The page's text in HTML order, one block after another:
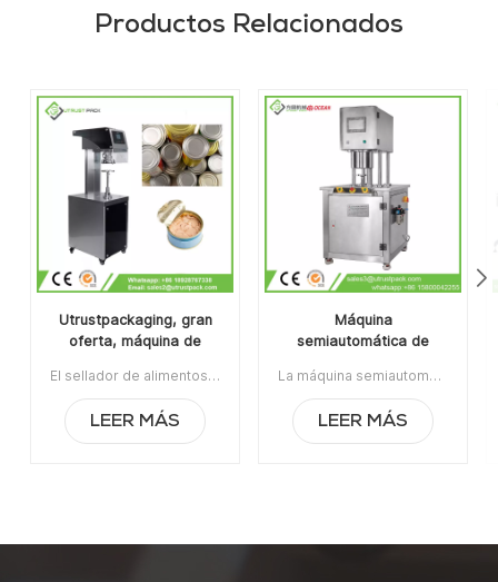
Productos Relacionados
Utrustpackaging, gran
oferta, máquina de
sellador de alimentos
enlatados
El sellador de alimentos enlatados de la máquina de sellado de latas manual de venta caliente de Utrustpackaging es adecuado para sellar todo tipo de latas de PET / latas de papel compuesto, latas u otros recipientes redondos. Alta eficiencia por transmisión mecánica, estructuras simples y convenientes de mantener, peso ligero y fácil de operar.La orden mínima:1Pago:T/TPuerto de embarque:CantónRegión original:PorcelanaTiempo de espera:3-5 días después de recibir el depósito
LEER MÁS
Máquina
semiautomática de
vacío con relleno de
nitrógeno
La máquina semiautomática de envasado de latas al vacío con relleno de nitrógeno se usa ampliamente en la industria alimentaria, química, farmacéutica y de bebidas, aplicable para latas de plástico / estaño / aluminio, botellas, contenedores de frascos, etc.Artículo No:UT1BFG6La orden mínima:1Pago:TTPuerto de embarque:CantónRegión original:Guangzhou, ChinaTiempo de espera:15 días después de recibir el depósito
LEER MÁS